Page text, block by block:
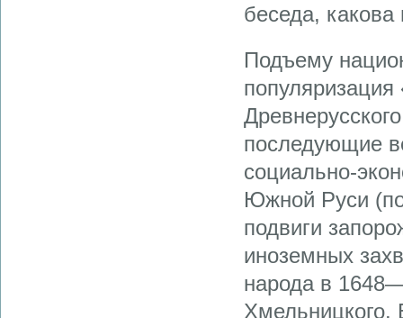
беседа,
Подъему
популяризация
последующие
социально-
Южной Руси
подвиги
иноземных
народа в
Хмельницкого.